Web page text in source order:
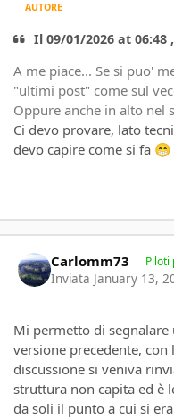
AUTORE
Il 09/01/2026 at
A me piace... Se si puo'
"ultimi post" come sul
Oppure anche in alto nel
Ci devo provare, lato
devo capire come si fa 😁
Carlomm73 Piloti
Inviata January 13,
Mi permetto di
versione precedente, con
discussione si veniva
struttura non capita ed è
da soli il punto a cui si